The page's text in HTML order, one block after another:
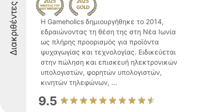
Διακριθέντες
Η Gameholics δημιουργήθηκε το 2014,
εδραιώνοντας τη θέση της στη Νέα Ιωνία
ως πλήρης προορισμός για προϊόντα
ψυχαγωγίας και τεχνολογίας. Ειδικεύεται
στην πώληση και επισκευή ηλεκτρονικών
υπολογιστών, φορητών υπολογιστών,
κινητών τηλεφώνων, ...
9.5